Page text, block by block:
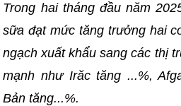
Trong hai tháng đầu năm
sữa đạt mức tăng trưởng hai
ngạch xuất khẩu sang các thị
mạnh như Irăc tăng ...%,
Bản tăng...%.